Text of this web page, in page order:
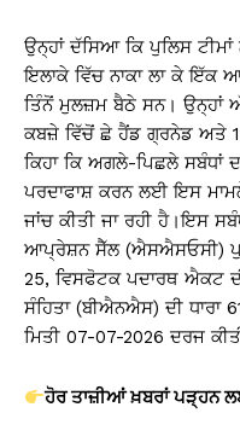
ਉਨ੍ਹਾਂ ਦੱਸਿਆ ਕਿ ਪੁਲਿਸ
ਇਲਾਕੇ ਵਿੱਚ ਨਾਕਾ ਲਾ ਕੇ ਇੱਕ
ਤਿੰਨੋਂ ਮੁਲਜ਼ਮ ਬੈਠੇ ਸਨ। ਉਨ੍ਹਾਂ
ਕਬਜ਼ੇ ਵਿੱਚੋਂ ਛੇ ਹੈਂਡ ਗ੍ਰਨੇਡ ਅਤੇ
ਕਿਹਾ ਕਿ ਅਗਲੇ-ਪਿਛਲੇ ਸਬੰਧਾਂ
ਪਰਦਾਫਾਸ਼ ਕਰਨ ਲਈ ਇਸ
ਜਾਂਚ ਕੀਤੀ ਜਾ ਰਹੀ ਹੈ।ਇਸ
ਆਪ੍ਰੇਸ਼ਨ ਸੈੱਲ (ਐਸਐਸਓਸੀ)
25, ਵਿਸਫੋਟਕ ਪਦਾਰਥ ਐਕਟ
ਸੰਹਿਤਾ (ਬੀਐਨਐਸ) ਦੀ
ਮਿਤੀ 07-07-2026 ਦਰਜ
ਹੋਰ ਤਾਜ਼ੀਆਂ ਖ਼ਬਰਾਂ ਪੜ੍ਹਨ